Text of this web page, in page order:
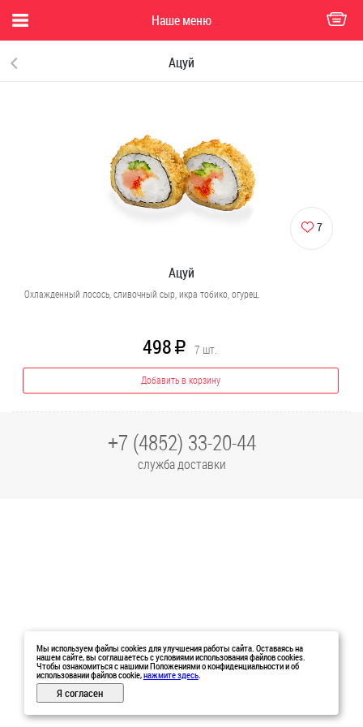
Наше меню
Ацуй
7
Ацуй
Охлажденный лосось, сливочный сыр, икра тобико, огурец.
498 R 7 шт.
Добавить в корзину
+7 (4852) 33-20-44
служба доставки
Мы используем файлы cookies для улучшения работы сайта. Оставаясь на
нашем сайте, вы соглашаетесь с условиями использования файлов cookies.
Чтобы ознакомиться с нашими Положениями о конфиденциальности и об
использовании файлов cookie,нажмите здесь.
Я согласен